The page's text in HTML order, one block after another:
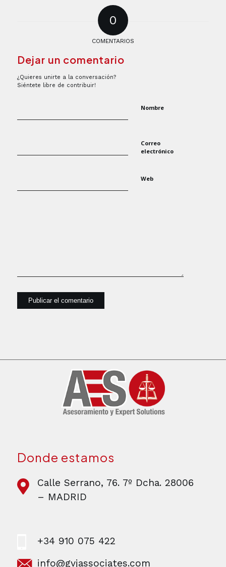
0
COMENTARIOS
Dejar un comentario
¿Quieres unirte a la conversación?
Siéntete libre de contribuir!
Nombre
Correo
electrónico
Web
Donde estamos
Calle Serrano, 76. 7º Dcha. 28006
– MADRID
+34 910 075 422
info@gvjassociates.com